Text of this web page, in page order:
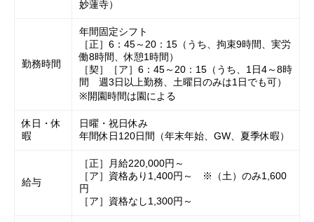
妙蓮寺）
勤務時間
年間固定シフト
［正］6：45～20：15（うち、拘束9時間、実労
働8時間、休憩1時間）
［契］［ア］6：45～20：15（うち、1日4～8時
間 週3日以上勤務、土曜日のみは1日でも可）
※開園時間は園による
休日・休
暇
日曜・祝日休み
年間休日120日間（年末年始、GW、夏季休暇）
給与
［正］月給220,000円～
［ア］資格あり1,400円～ ※（土）のみ1,600
円
［ア］資格なし1,300円～